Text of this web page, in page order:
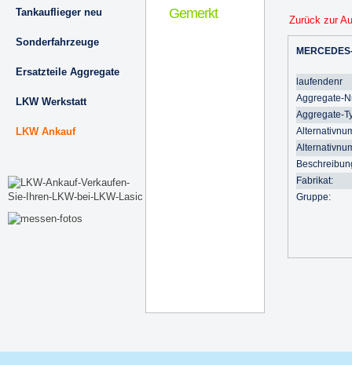
Tankauflieger neu
Sonderfahrzeuge
Ersatzteile Aggregate
LKW Werkstatt
LKW Ankauf
Gemerkt Zurück zur
laufendenr
Aggregate-
Aggregate-
Fabrikat:
Gruppe: